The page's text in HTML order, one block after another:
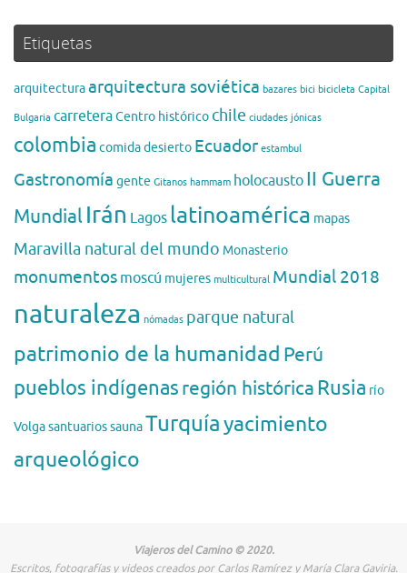
Etiquetas
arquitecturaarquitectura soviética bazares bici bicicleta Capital
Bulgaria carreteraCentro histórico chile ciudades jónicas
colombia comidadesierto Ecuador estambul
Gastronomía gente Gitanos hammam holocausto II Guerra
MundialIrán Lagos latinoamérica mapas
Maravilla natural del mundo Monasterio
monumentos moscú mujeres multicultural Mundial 2018
naturaleza nómadas parque natural
patrimonio de la humanidad Perú
pueblos indígenasregión históricaRusia río
VolgasantuariossaunaTurquíayacimiento
arqueológico
Viajeros del Camino © 2020.
Escritos, fotografías y videos creados por Carlos Ramírez y María Clara Gaviria.